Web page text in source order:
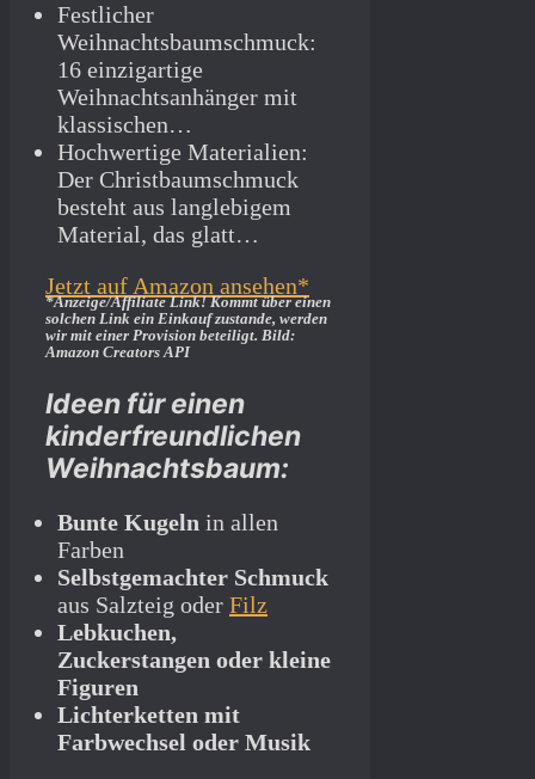
Festlicher
Weihnachtsbaumschmuck:
16 einzigartige
Weihnachtsanhänger mit
klassischen…
Hochwertige Materialien:
Der Christbaumschmuck
besteht aus langlebigem
Material, das glatt…
Jetzt auf Amazon ansehen*
*Anzeige/Affiliate Link! Kommt über einen
solchen Link ein Einkauf zustande, werden
wir mit­ einer Provision beteiligt. Bild:
Amazon Creators API
Ideen für einen
kinderfreundlichen
Weihnachtsbaum:
Bunte Kugeln in allen
Farben
Selbstgemachter Schmuck
aus Salzteig oder Filz
Lebkuchen,
Zuckerstangen oder kleine
Figuren
Lichterketten mit
Farbwechsel oder Musik